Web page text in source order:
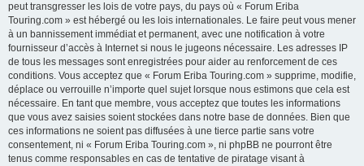
peut transgresser les lois de votre pays, du pays où « Forum Eriba
Touring.com » est hébergé ou les lois internationales. Le faire peut vous mener
à un bannissement immédiat et permanent, avec une notification à votre
fournisseur d’accès à Internet si nous le jugeons nécessaire. Les adresses IP
de tous les messages sont enregistrées pour aider au renforcement de ces
conditions. Vous acceptez que « Forum Eriba Touring.com » supprime, modifie,
déplace ou verrouille n’importe quel sujet lorsque nous estimons que cela est
nécessaire. En tant que membre, vous acceptez que toutes les informations
que vous avez saisies soient stockées dans notre base de données. Bien que
ces informations ne soient pas diffusées à une tierce partie sans votre
consentement, ni « Forum Eriba Touring.com », ni phpBB ne pourront être
tenus comme responsables en cas de tentative de piratage visant à